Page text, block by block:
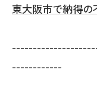
東大阪市で納得の
------------